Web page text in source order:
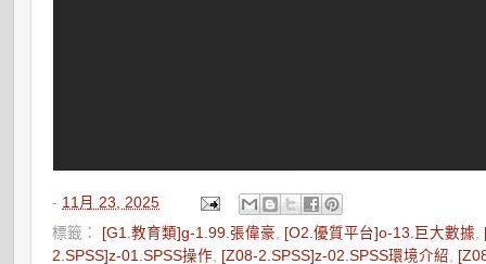
- 11月 23, 2025
標籤： [G1.教育類]g-1.99.張偉豪, [O2.優質平台]o-13.巨大數據,
2.SPSS]z-01.SPSS操作, [Z08-2.SPSS]z-02.SPSS環境介紹,